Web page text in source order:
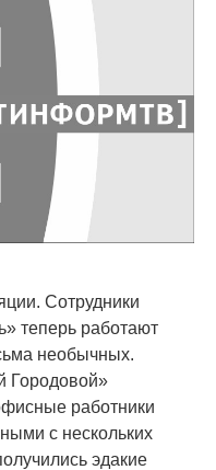
Сотрудники
» теперь работают
необычных.
Городовой»
работники
с нескольких
эдакие